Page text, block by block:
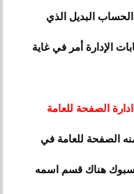
البديل الذي
الإدارة أمر في غاية
الصفحة للعامة
الصفحة للعامة في
هناك قسم اسمه